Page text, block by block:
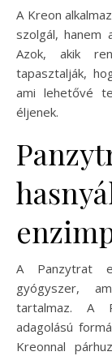
A Kreon
szolgál, hanem
Azok, akik
tapasztalják,
ami lehetővé
éljenek.
A Panzytrat
gyógyszer,
tartalmaz. A
adagolású
Kreonnal